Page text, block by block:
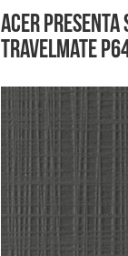
Acer presenta
TravelMate